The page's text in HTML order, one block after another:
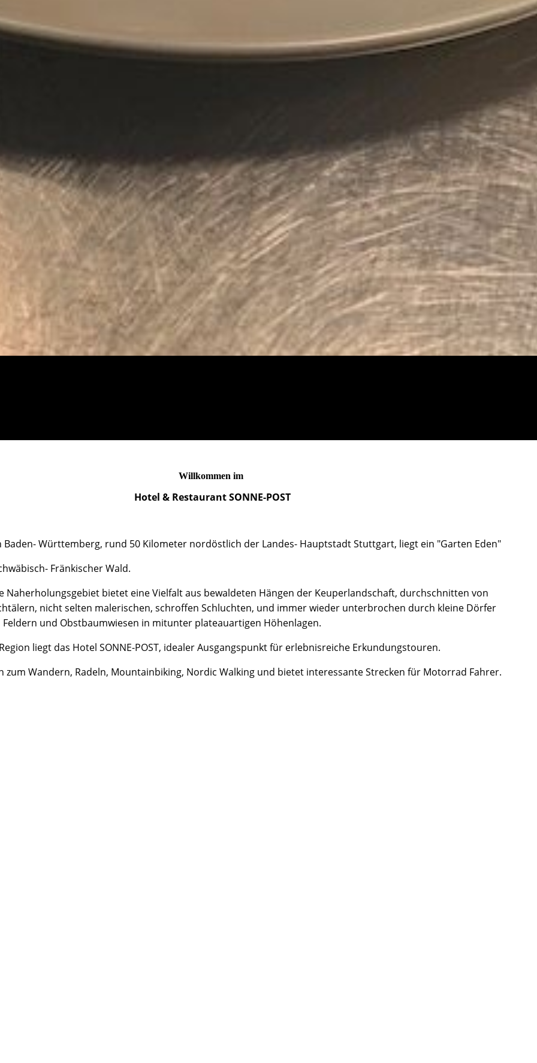
Willkommen im
Hotel & Restaurant SONNE-POST
Württemberg, rund 50 Kilometer nordöstlich der Landes- Hauptstadt Stuttgart, liegt ein "Garten Eden"
Fränkischer Wald.
Naherholungsgebiet bietet eine Vielfalt aus bewaldeten Hängen der Keuperlandschaft, durchschnitten von
nicht selten malerischen, schroffen Schluchten, und immer wieder unterbrochen durch kleine Dörfer
und Obstbaumwiesen in mitunter plateauartigen Höhenlagen.
liegt das Hotel SONNE-POST, idealer Ausgangspunkt für erlebnisreiche Erkundungstouren.
zum Wandern, Radeln, Mountainbiking, Nordic Walking und bietet interessante Strecken für Motorrad Fahrer.